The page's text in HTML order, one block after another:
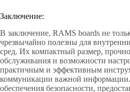
Заключение:
В заключение, RAMS boards не
чрезвычайно полезны для
сред. Их компактный размер,
обслуживания и возможности
практичным и эффективным
коммуникации важной информации.
обеспечения безопасности,